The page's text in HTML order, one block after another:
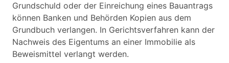
Grundschuld oder der Einreichung eines Bauantrags
können Banken und Behörden Kopien aus dem
Grundbuch verlangen. In Gerichtsverfahren kann der
Nachweis des Eigentums an einer Immobilie als
Beweismittel verlangt werden.